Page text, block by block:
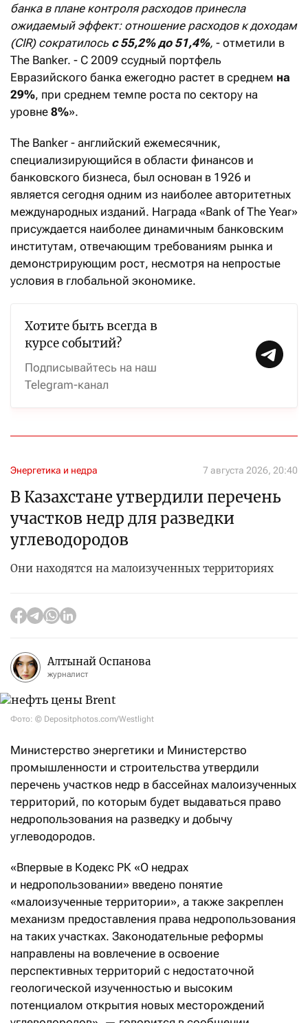
банка в плане контроля расходов принесла
ожидаемый эффект: отношение расходов к доходам
(CIR) сократилось с 55,2% до 51,4%, - отметили в
The Banker. - С 2009 ссудный портфель
Евразийского банка ежегодно растет в среднем на
29%, при среднем темпе роста по сектору на
уровне 8%».
The Banker - английский ежемесячник,
специализирующийся в области финансов и
банковского бизнеса, был основан в 1926 и
является сегодня одним из наиболее авторитетных
международных изданий. Награда «Bank of The Year»
присуждается наиболее динамичным банковским
институтам, отвечающим требованиям рынка и
демонстрирующим рост, несмотря на непростые
условия в глобальной экономике.
Хотите быть всегда в
курсе событий?
Подписывайтесь на наш
Telegram-канал
Энергетика и недра 7 августа 2026, 20:40
В Казахстане утвердили перечень
участков недр для разведки
углеводородов
Они находятся на малоизученных территориях
Алтынай Оспанова
журналист
Фото: © Depositphotos.com/Westlight
Министерство энергетики и Министерство
промышленности и строительства утвердили
перечень участков недр в бассейнах малоизученных
территорий, по которым будет выдаваться право
недропользования на разведку и добычу
углеводородов.
«Впервые в Кодекс РК «О недрах
и недропользовании» введено понятие
«малоизученные территории», а также закреплен
механизм предоставления права недропользования
на таких участках. Законодательные реформы
направлены на вовлечение в освоение
перспективных территорий с недостаточной
геологической изученностью и высоким
потенциалом открытия новых месторождений